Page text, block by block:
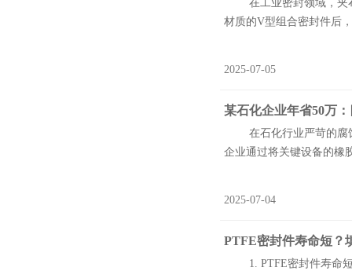
在工业密封领域，夹布
材质的V型组合密封件后
2025-07-05
某石化企业年省50万
在石化行业严苛的腐蚀
企业通过将关键设备的橡
2025-07-04
PTFE密封件寿命短？
1. PTFE密封件寿命短